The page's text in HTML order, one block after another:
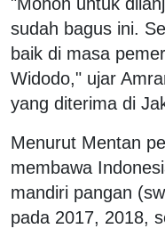
sudah bagus ini.
baik di masa
Widodo," ujar
yang diterima di
Menurut Mentan
membawa
mandiri pangan
pada 2017, 2018,